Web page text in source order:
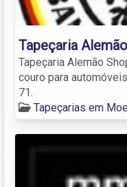
Tapeçaria
Tapeçaria Alemão
couro para
71.
Tapeçarias em